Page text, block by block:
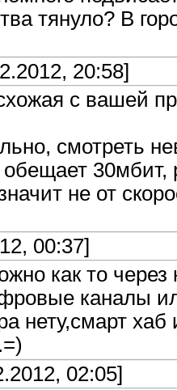
тянуло? В
20:58]
с вашей
смотреть
не от
00:37]
как то
каналы
нету,смарт хаб
02:05]